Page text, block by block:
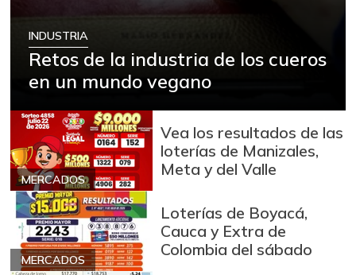
INDUSTRIA
Retos de la industria de los cueros
en un mundo vegano
MERCADOS
Vea los resultados de las
loterías de Manizales,
Meta y del Valle
MERCADOS
Loterías de Boyacá,
Cauca y Extra de
Colombia del sábado